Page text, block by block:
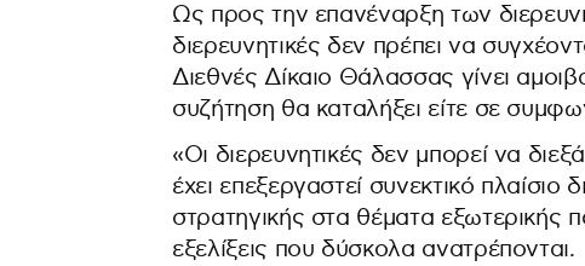
Ως προς την επανέναρξη των
διερευνητικές δεν πρέπει να
Διεθνές Δίκαιο Θάλασσας γίνει
συζήτηση θα καταλήξει είτε σε
«Οι διερευνητικές δεν μπορεί να
έχει επεξεργαστεί συνεκτικό
στρατηγικής στα θέματα εξωτερικής
εξελίξεις που δύσκολα ανατρέπονται.